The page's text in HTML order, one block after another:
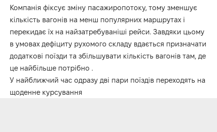
Компанія фіксує зміну пасажиропотоку, тому зменшує
кількість вагонів на менш популярних маршрутах і
перекидає їх на найзатребуваніші рейси. Завдяки цьому
в умовах дефіциту рухомого складу вдається призначати
додаткові поїзди та збільшувати кількість вагонів там, де
це найбільше потрібно .
У найближчий час одразу дві пари поїздів переходять на
щоденне курсування